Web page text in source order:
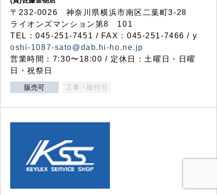
〒232-0026 神奈川県横浜市南区二葉町3-28
ライオンズマンション第8 101
TEL：045-251-7451 / FAX：045-251-7466 / y
oshi-1087-sato@dab.hi-ho.ne.jp
営業時間：7:30〜18:00 / 定休日：土曜日・日曜
日・祝祭日
販売可 工事・取付可